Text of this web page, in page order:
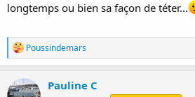
longtemps ou bien sa façon de téter...
R
é
a
c
t
Poussindemars
Pauline C